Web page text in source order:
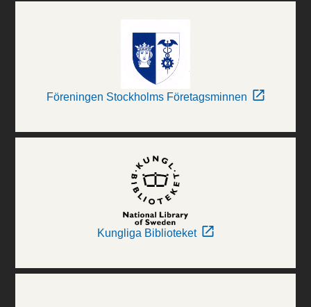
Föreningen Stockholms Företagsminnen
Kungliga Biblioteket